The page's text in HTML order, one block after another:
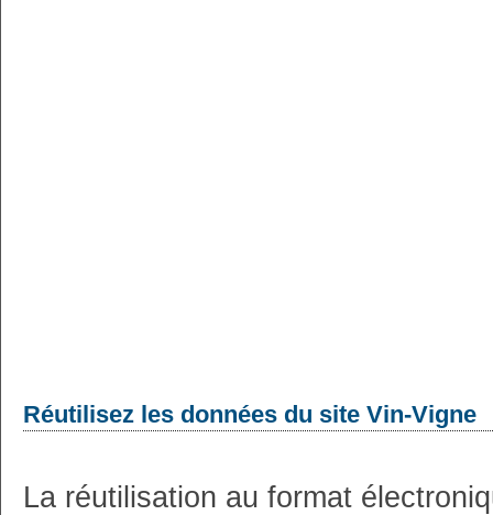
Réutilisez les données du site Vin-Vigne
La réutilisation au format